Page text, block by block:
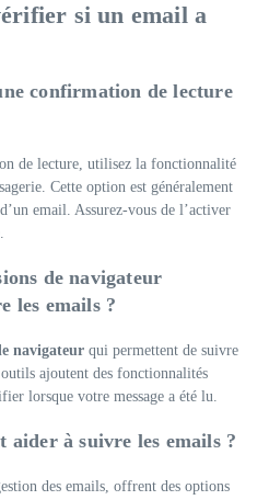
si un email a
confirmation de lecture
de lecture, utilisez la fonctionnalité
Cette option est généralement
email. Assurez-vous de l’activer
de navigateur
les emails ?
navigateur qui permettent de suivre
ajoutent des fonctionnalités
lorsque votre message a été lu.
aider à suivre les emails ?
des emails, offrent des options